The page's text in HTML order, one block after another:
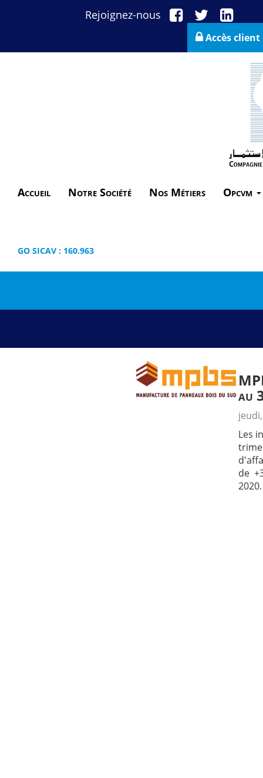
Rejoignez-nous
Accès client
Accueil Notre Société Nos Métiers Opcvm
GO SICAV : 160.963
au
Les
de
2020.